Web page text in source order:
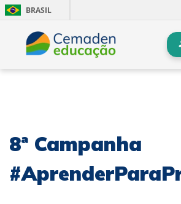
BRASIL
8ª Campanha